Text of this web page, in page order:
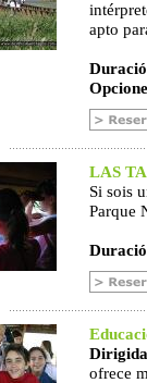
apto
LAS
Si sois
Parque
ofrece